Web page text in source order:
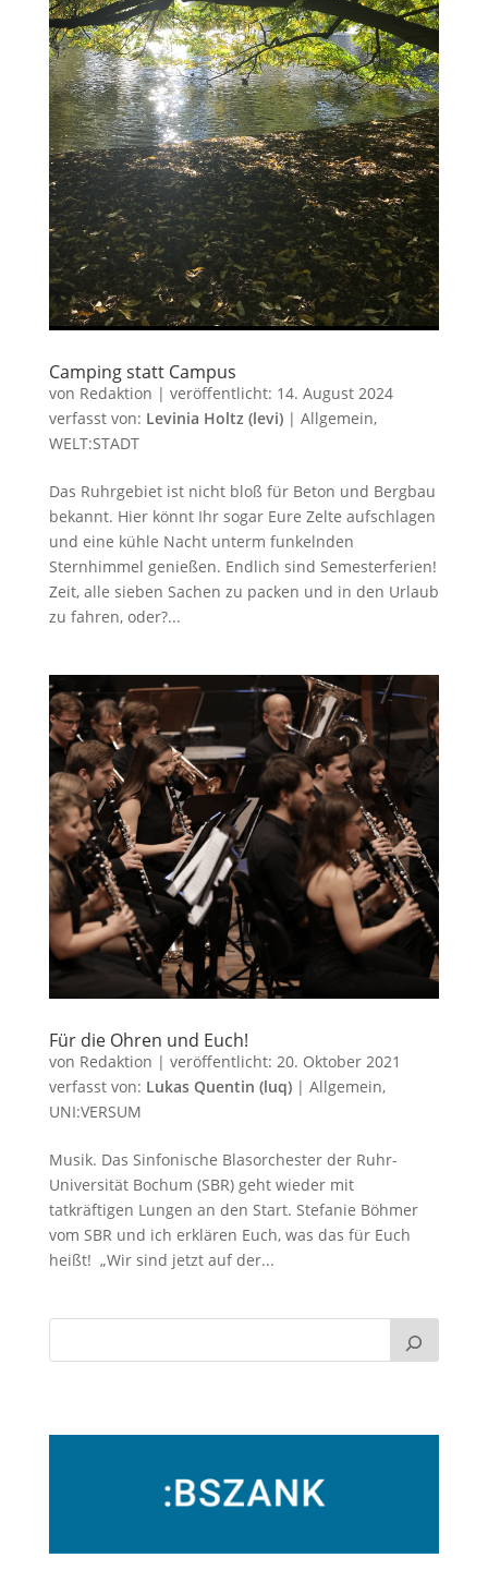
Camping statt Campus
von Redaktion | veröffentlicht: 14. August 2024
verfasst von: Levinia Holtz (levi)| Allgemein,
WELT:STADT
Das Ruhrgebiet ist nicht bloß für Beton und Bergbau
bekannt. Hier könnt Ihr sogar Eure Zelte aufschlagen
und eine kühle Nacht unterm funkelnden
Sternhimmel genießen. Endlich sind Semesterferien!
Zeit, alle sieben Sachen zu packen und in den Urlaub
zu fahren, oder?...
Für die Ohren und Euch!
von Redaktion | veröffentlicht: 20. Oktober 2021
verfasst von: Lukas Quentin (luq)| Allgemein,
UNI:VERSUM
Musik. Das Sinfonische Blasorchester der Ruhr-
Universität Bochum (SBR) geht wieder mit
tatkräftigen Lungen an den Start. Stefanie Böhmer
vom SBR und ich erklären Euch, was das für Euch
heißt! „Wir sind jetzt auf der...